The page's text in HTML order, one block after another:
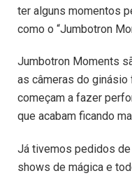
ter alguns momentos
como o “Jumbotron
Jumbotron Moments
as câmeras do
começam a fazer
que acabam ficando
Já tivemos pedidos de
shows de mágica e